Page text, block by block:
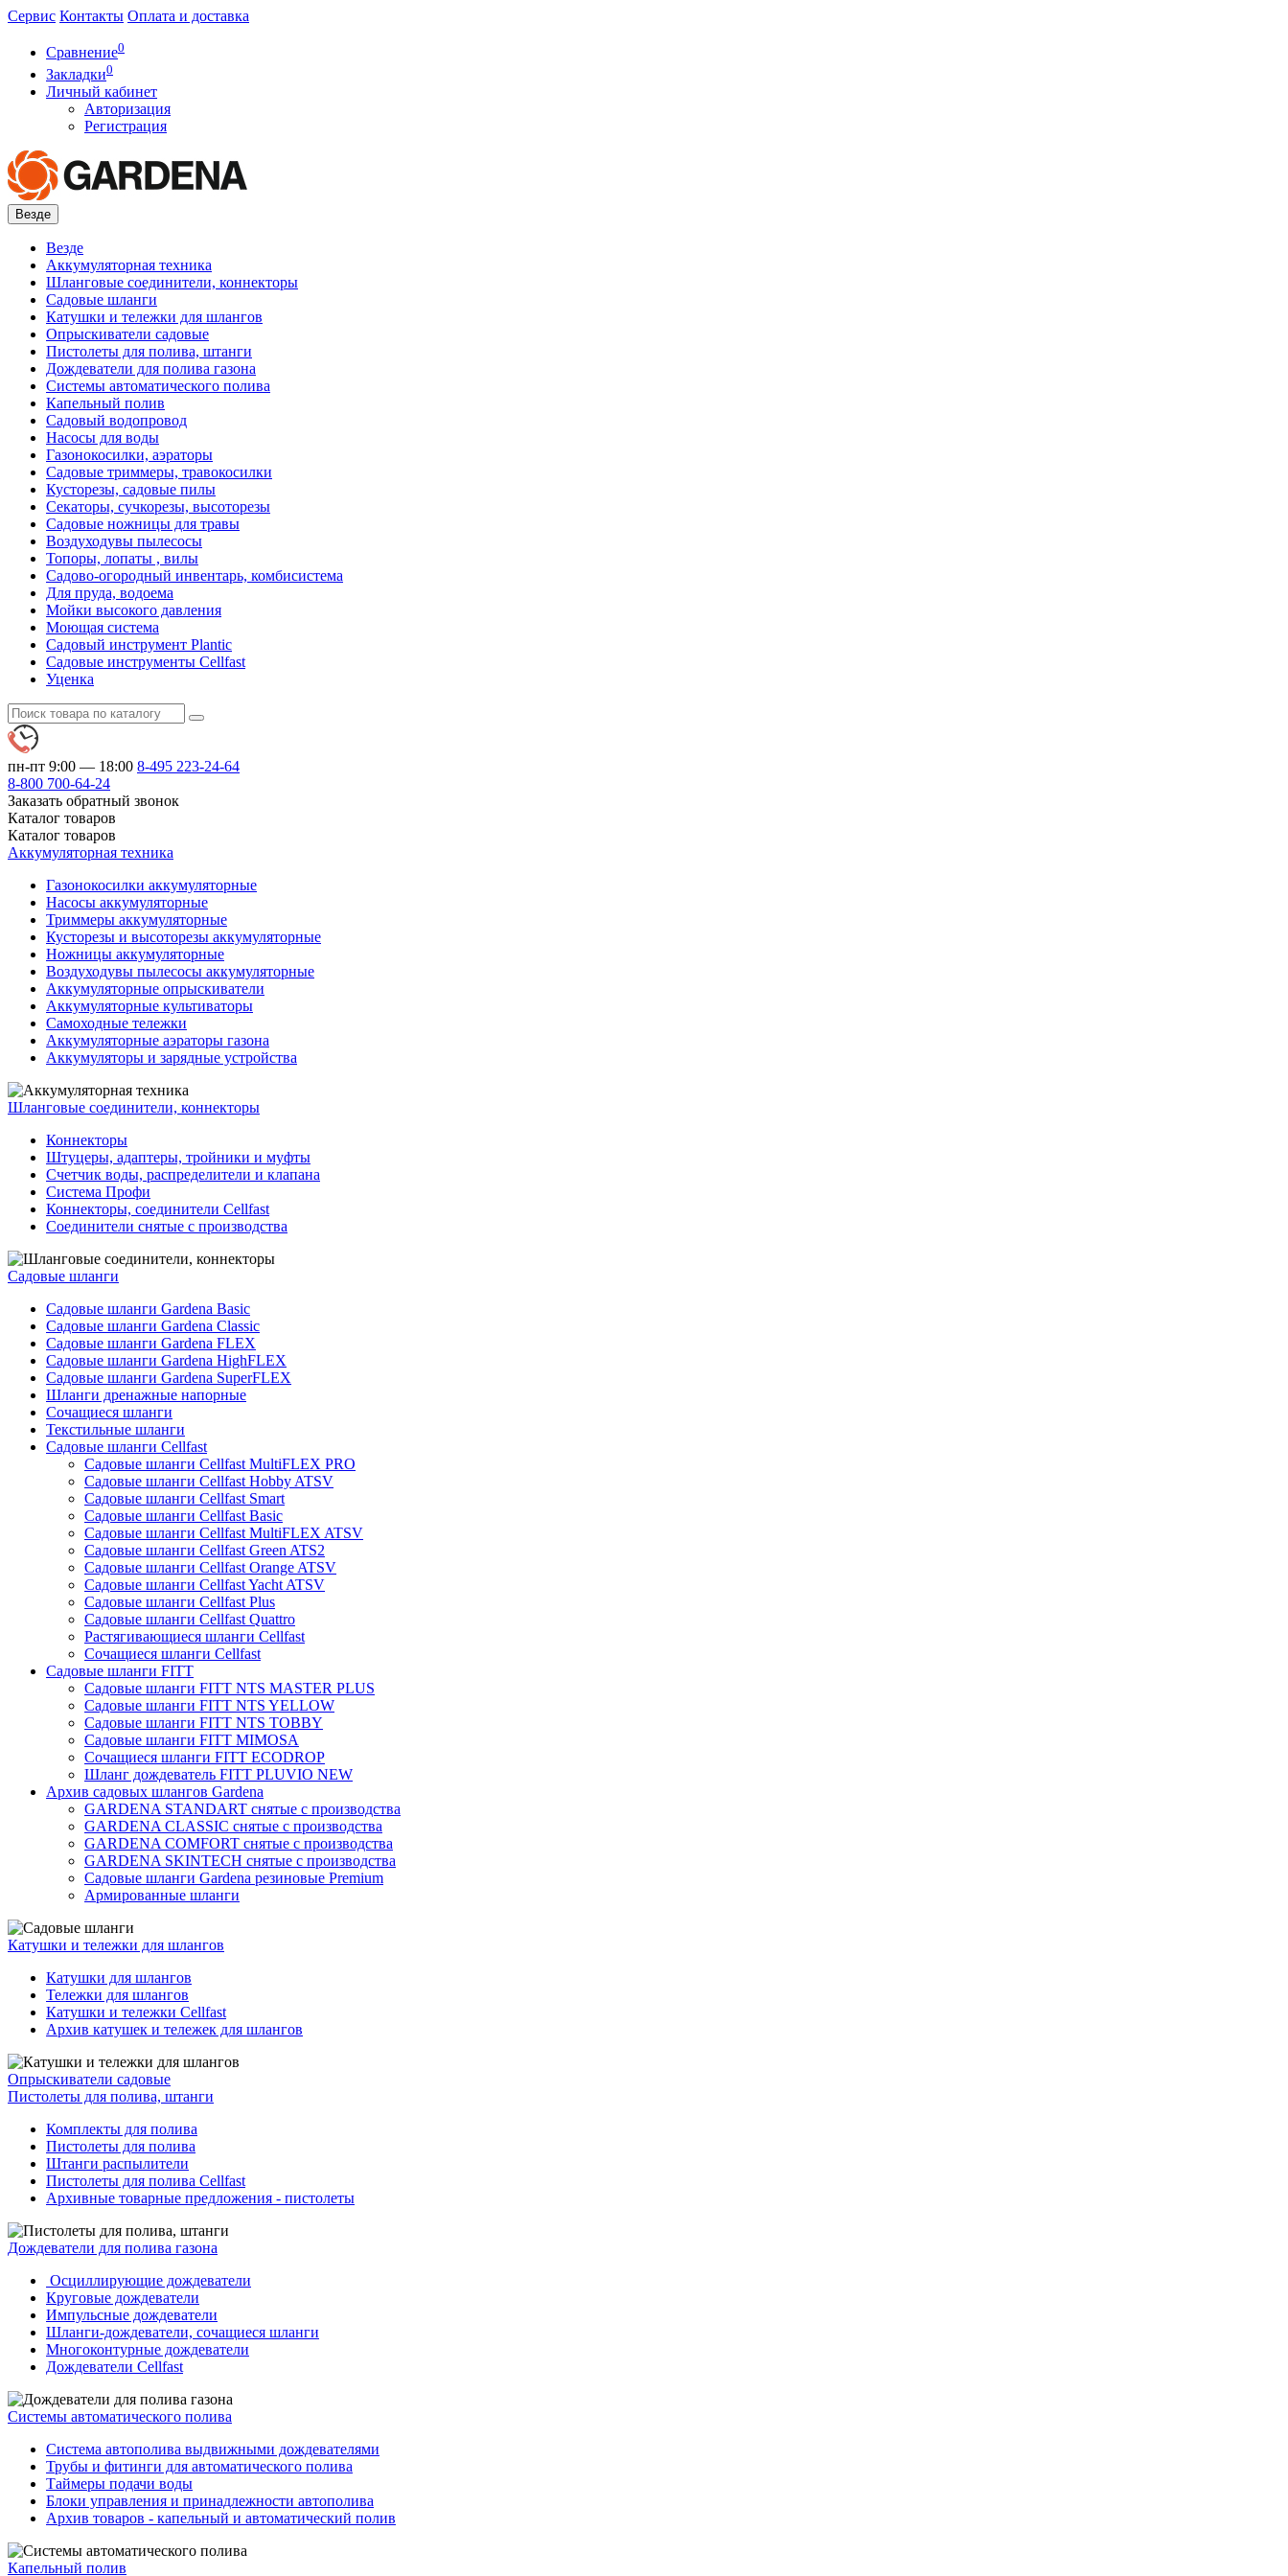
Сервис Контакты Оплата и доставка
Сравнение0
Закладки0
Личный кабинет
Авторизация
Регистрация
Везде
Везде
Аккумуляторная техника
Шланговые соединители, коннекторы
Садовые шланги
Катушки и тележки для шлангов
Опрыскиватели садовые
Пистолеты для полива, штанги
Дождеватели для полива газона
Системы автоматического полива
Капельный полив
Садовый водопровод
Насосы для воды
Газонокосилки, аэраторы
Садовые триммеры, травокосилки
Кусторезы, садовые пилы
Секаторы, сучкорезы, высоторезы
Садовые ножницы для травы
Воздуходувы пылесосы
Топоры, лопаты , вилы
Садово-огородный инвентарь, комбисистема
Для пруда, водоема
Мойки высокого давления
Моющая система
Садовый инструмент Plantic
Садовые инструменты Cellfast
Уценка
пн-пт 9:00 — 18:00 8-495 223-24-64
8-800 700-64-24
Заказать обратный звонок
Каталог товаров
Каталог товаров
Аккумуляторная техника
Газонокосилки аккумуляторные
Насосы аккумуляторные
Триммеры аккумуляторные
Кусторезы и высоторезы аккумуляторные
Ножницы аккумуляторные
Воздуходувы пылесосы аккумуляторные
Аккумуляторные опрыскиватели
Аккумуляторные культиваторы
Самоходные тележки
Аккумуляторные аэраторы газона
Аккумуляторы и зарядные устройства
Шланговые соединители, коннекторы
Коннекторы
Штуцеры, адаптеры, тройники и муфты
Счетчик воды, распределители и клапана
Система Профи
Коннекторы, соединители Cellfast
Соединители снятые с производства
Садовые шланги
Садовые шланги Gardena Basic
Садовые шланги Gardena Classic
Садовые шланги Gardena FLEX
Садовые шланги Gardena HighFLEX
Садовые шланги Gardena SuperFLEX
Шланги дренажные напорные
Сочащиеся шланги
Текстильные шланги
Садовые шланги Cellfast
Садовые шланги Cellfast MultiFLEX PRO
Садовые шланги Cellfast Hobby ATSV
Садовые шланги Cellfast Smart
Садовые шланги Cellfast Basic
Садовые шланги Cellfast MultiFLEX ATSV
Садовые шланги Cellfast Green ATS2
Садовые шланги Cellfast Orange ATSV
Садовые шланги Cellfast Yacht ATSV
Садовые шланги Cellfast Plus
Садовые шланги Cellfast Quattro
Растягивающиеся шланги Cellfast
Сочащиеся шланги Cellfast
Садовые шланги FITT
Садовые шланги FITT NTS MASTER PLUS
Садовые шланги FITT NTS YELLOW
Садовые шланги FITT NTS TOBBY
Садовые шланги FITT MIMOSA
Сочащиеся шланги FITT ECODROP
Шланг дождеватель FITT PLUVIO NEW
Архив садовых шлангов Gardena
GARDENA STANDART снятые с производства
GARDENA CLASSIC снятые с производства
GARDENA COMFORT снятые с производства
GARDENA SKINTECH снятые с производства
Садовые шланги Gardena резиновые Premium
Армированные шланги
Катушки и тележки для шлангов
Катушки для шлангов
Тележки для шлангов
Катушки и тележки Cellfast
Архив катушек и тележек для шлангов
Опрыскиватели садовые
Пистолеты для полива, штанги
Комплекты для полива
Пистолеты для полива
Штанги распылители
Пистолеты для полива Cellfast
Архивные товарные предложения - пистолеты
Дождеватели для полива газона
Осциллирующие дождеватели
Круговые дождеватели
Импульсные дождеватели
Шланги-дождеватели, сочащиеся шланги
Многоконтурные дождеватели
Дождеватели Cellfast
Системы автоматического полива
Система автополива выдвижными дождевателями
Трубы и фитинги для автоматического полива
Таймеры подачи воды
Блоки управления и принадлежности автополива
Архив товаров - капельный и автоматический полив
Капельный полив